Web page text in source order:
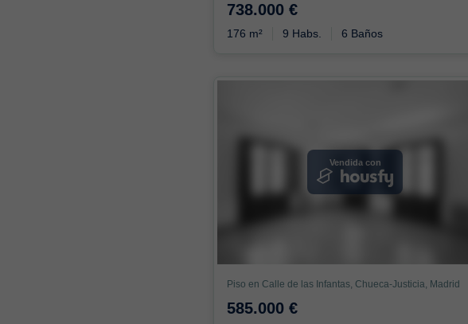
738.000 €
176 m² 9 Habs. 6 Baños
Vendida con
Piso en Calle de las Infantas, Chueca-Justicia, Madrid
585.000 €